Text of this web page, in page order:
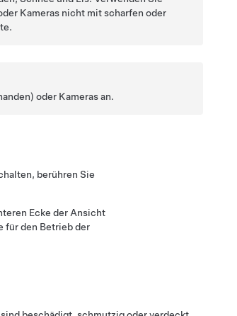
Kameras nicht mit scharfen oder
oder Kameras an.
berühren Sie
Ecke der Ansicht
für den Betrieb der